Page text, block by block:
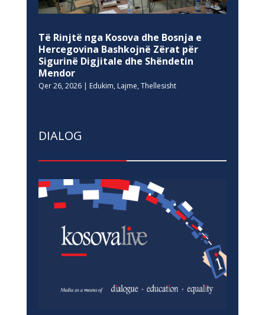
Të Rinjtë nga Kosova dhe Bosnja e
Hercegovina Bashkojnë Zërat për
Sigurinë Digjitale dhe Shëndetin
Mendor
Qer 26, 2026| Edukim, Lajme, Thellesisht
DIALOG